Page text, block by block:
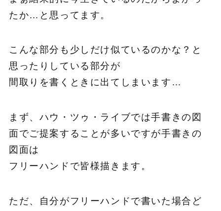
たか…と思ってます。
こんな部分も少しだけ似ているのかな？と
思ったりしている部分が
間取りを書くときに出てしまいます…
まず、ハウ・ツゥ・ライブでは手書きの図
面でご提案することが多いですが手書きの
図面は
フリーハンドで皆様描きます。
ただ、自分がフリーハンドで書いた場合ど